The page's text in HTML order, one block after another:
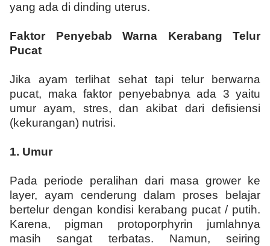
yang ada di dinding uterus.
Faktor Penyebab Warna Kerabang Telur
Pucat
Jika ayam terlihat sehat tapi telur berwarna
pucat, maka faktor penyebabnya ada 3 yaitu
umur ayam, stres, dan akibat dari defisiensi
(kekurangan) nutrisi.
1. Umur
Pada periode peralihan dari masa grower ke
layer, ayam cenderung dalam proses belajar
bertelur dengan kondisi kerabang pucat / putih.
Karena, pigman protoporphyrin jumlahnya
masih sangat terbatas. Namun, seiring